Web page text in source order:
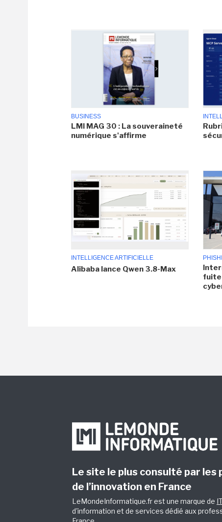
BUSINESS
LMI MAG 30 : La souveraineté
numérique s'affirme
INTELLIGENCE ARTIFICIELLE
Alibaba lance Qwen 3.8-Max
fuite
Le site le plus consulté par les
de l’innovation en France
LeMondeInformatique.fr est une marque de
d'information et de services dédié aux